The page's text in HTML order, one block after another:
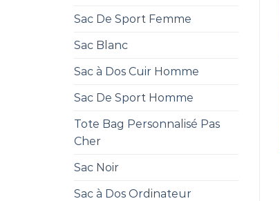
Sac De Sport Femme
Sac Blanc
Sac à Dos Cuir Homme
Sac De Sport Homme
Tote Bag Personnalisé Pas
Cher
Sac Noir
Sac à Dos Ordinateur